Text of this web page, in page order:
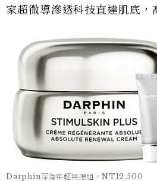
家超微導滲透科技直達肌底，
Darphin深海年輕無限組，NT12,500